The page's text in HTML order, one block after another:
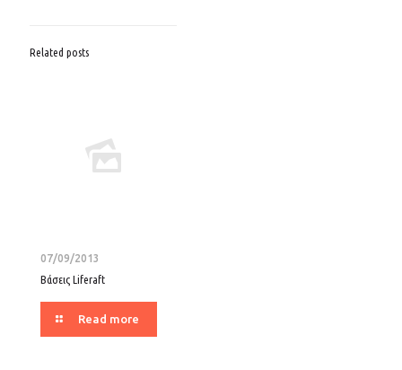
Related posts
07/09/2013
Βάσεις Liferaft
Read more